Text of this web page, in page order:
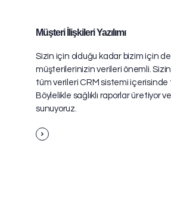
Müşteri İlişkileri Yazılımı
Sizin için olduğu kadar bizim için de
müşterilerinizin verileri önemli.
tüm verileri CRM sistemi içerisinde
Böylelikle sağlıklı raporlar üretiyor
sunuyoruz.